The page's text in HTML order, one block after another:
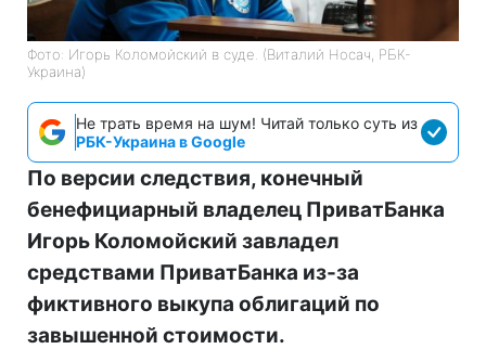
Фото: Игорь Коломойский в суде. (Виталий Носач, РБК-
Украина)
Не трать время на шум! Читай только суть из
РБК-Украина в Google
По версии следствия, конечный
бенефициарный владелец ПриватБанка
Игорь Коломойский завладел
средствами ПриватБанка из-за
фиктивного выкупа облигаций по
завышенной стоимости.